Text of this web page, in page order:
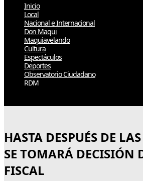
Inicio
Local
Nacional e Internacional
Don Maqui
Maquiavelando
Cultura
Espectáculos
Deportes
Observatorio Ciudadano
RDM
HASTA DESPUÉS DE
SE TOMARÁ DECISIÓN
FISCAL